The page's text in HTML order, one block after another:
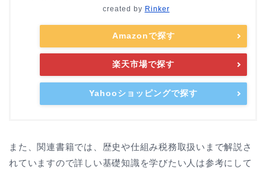
created by Rinker
Amazonで探す
楽天市場で探す
Yahooショッピングで探す
また、関連書籍では、 歴史や仕組み税務取扱いまで解説さ
れていますので詳しい基礎知識を学びたい人は参考にして